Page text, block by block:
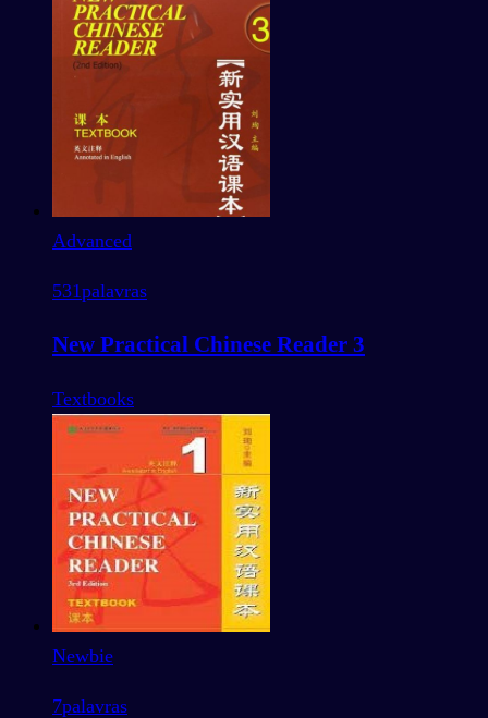
Advanced
531palavras
New Practical Chinese Reader 3
Textbooks
Newbie
7palavras